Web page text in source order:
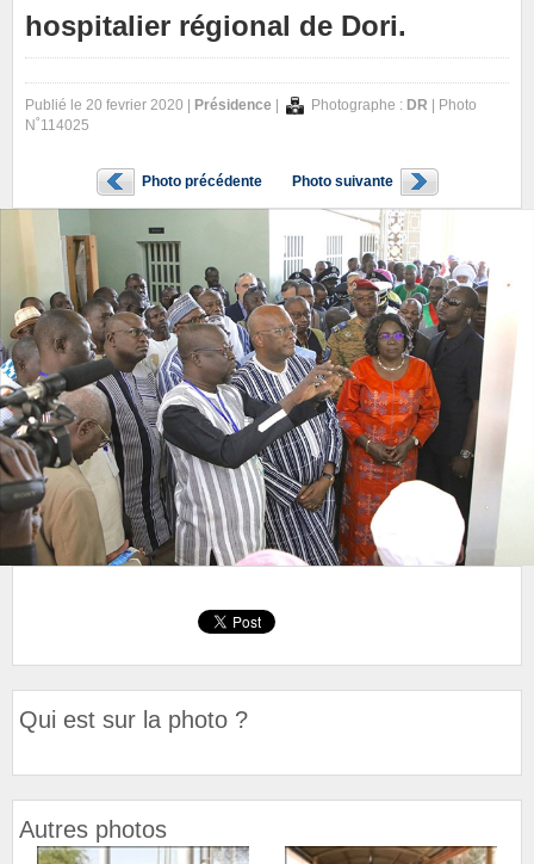
hospitalier régional de Dori.
Publié le 20 fevrier 2020 | Présidence Photographe : DR | Photo
N˚114025
Photo précédente Photo suivante
Qui est sur la photo ?
Autres photos